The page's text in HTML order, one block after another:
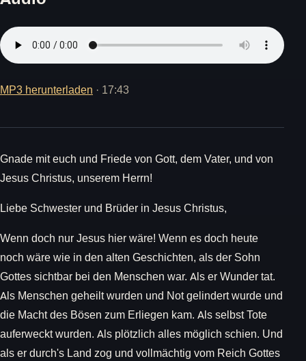
MP3 herunterladen · 17:43
Gnade mit euch und Friede von Gott, dem Vater, und von
Jesus Christus, unserem Herrn!
Liebe Schwester und Brüder in Jesus Christus,
Wenn doch nur Jesus hier wäre! Wenn es doch heute
noch wäre wie in den alten Geschichten, als der Sohn
Gottes sichtbar bei den Menschen war. Als er Wunder tat.
Als Menschen geheilt wurden und Not gelindert wurde und
die Macht des Bösen zum Erliegen kam. Als selbst Tote
auferweckt wurden. Als plötzlich alles möglich schien. Und
als er durch's Land zog und vollmächtig vom Reich Gottes